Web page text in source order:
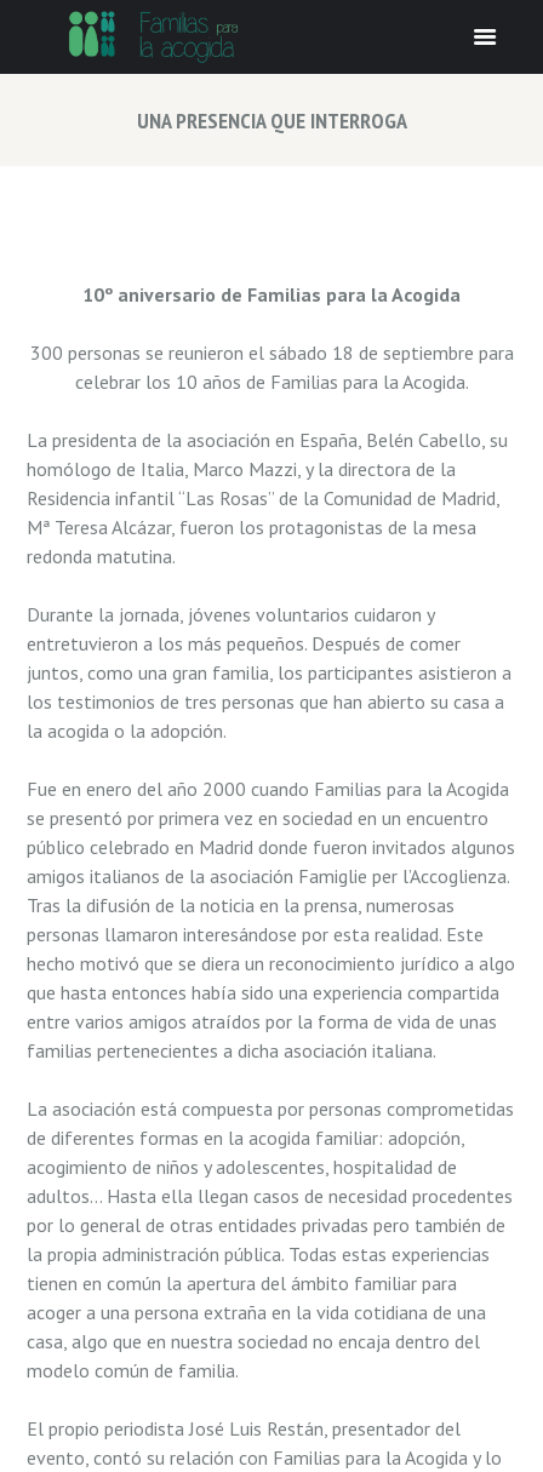
UNA PRESENCIA QUE INTERROGA
10º aniversario de Familias para la Acogida
300 personas se reunieron el sábado 18 de septiembre para
celebrar los 10 años de Familias para la Acogida.
La presidenta de la asociación en España, Belén Cabello, su
homólogo de Italia, Marco Mazzi, y la directora de la
Residencia infantil “Las Rosas” de la Comunidad de Madrid,
Mª Teresa Alcázar, fueron los protagonistas de la mesa
redonda matutina.
Durante la jornada, jóvenes voluntarios cuidaron y
entretuvieron a los más pequeños. Después de comer
juntos, como una gran familia, los participantes asistieron a
los testimonios de tres personas que han abierto su casa a
la acogida o la adopción.
Fue en enero del año 2000 cuando Familias para la Acogida
se presentó por primera vez en sociedad en un encuentro
público celebrado en Madrid donde fueron invitados algunos
amigos italianos de la asociación Famiglie per l’Accoglienza.
Tras la difusión de la noticia en la prensa, numerosas
personas llamaron interesándose por esta realidad. Este
hecho motivó que se diera un reconocimiento jurídico a algo
que hasta entonces había sido una experiencia compartida
entre varios amigos atraídos por la forma de vida de unas
familias pertenecientes a dicha asociación italiana.
La asociación está compuesta por personas comprometidas
de diferentes formas en la acogida familiar: adopción,
acogimiento de niños y adolescentes, hospitalidad de
adultos… Hasta ella llegan casos de necesidad procedentes
por lo general de otras entidades privadas pero también de
la propia administración pública. Todas estas experiencias
tienen en común la apertura del ámbito familiar para
acoger a una persona extraña en la vida cotidiana de una
casa, algo que en nuestra sociedad no encaja dentro del
modelo común de familia.
El propio periodista José Luis Restán, presentador del
evento, contó su relación con Familias para la Acogida y lo